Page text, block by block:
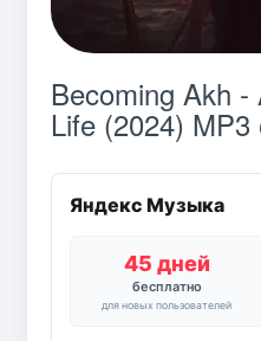
Becoming Akh -
Life (2024) MP3
Яндекс Музыка
45 дней
бесплатно
для новых пользователей